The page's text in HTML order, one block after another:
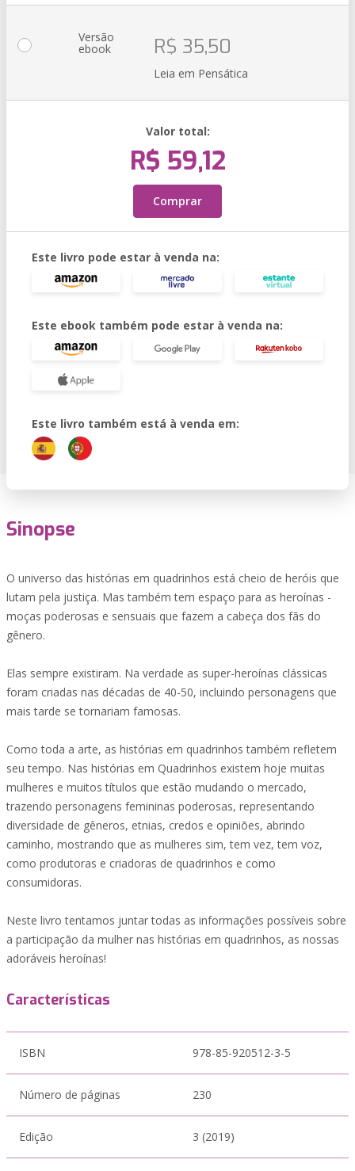
Versão
ebook R$ 35,50
Leia em Pensática
Valor total:
R$ 59,12
Comprar
Este livro pode estar à venda na:
Este ebook também pode estar à venda na:
Este livro também está à venda em:
Sinopse
O universo das histórias em quadrinhos está cheio de heróis que
lutam pela justiça. Mas também tem espaço para as heroínas -
moças poderosas e sensuais que fazem a cabeça dos fãs do
gênero.
Elas sempre existiram. Na verdade as super-heroínas clássicas
foram criadas nas décadas de 40-50, incluindo personagens que
mais tarde se tornariam famosas.
Como toda a arte, as histórias em quadrinhos também refletem
seu tempo. Nas histórias em Quadrinhos existem hoje muitas
mulheres e muitos títulos que estão mudando o mercado,
trazendo personagens femininas poderosas, representando
diversidade de gêneros, etnias, credos e opiniões, abrindo
caminho, mostrando que as mulheres sim, tem vez, tem voz,
como produtoras e criadoras de quadrinhos e como
consumidoras.
Neste livro tentamos juntar todas as informações possíveis sobre
a participação da mulher nas histórias em quadrinhos, as nossas
adoráveis heroínas!
Características
ISBN 978-85-920512-3-5
Número de páginas 230
Edição 3 (2019)